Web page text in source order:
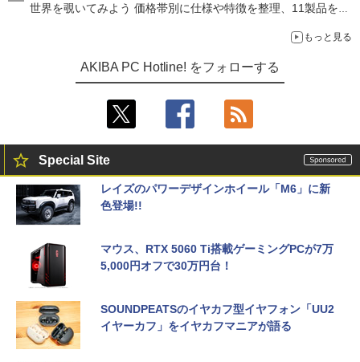
世界を覗いてみよう 価格帯別に仕様や特徴を整理、11製品をピ
もっと見る
AKIBA PC Hotline! をフォローする
Special Site
レイズのパワーデザインホイール「M6」に新
色登場!!
マウス、RTX 5060 Ti搭載ゲーミングPCが7万
5,000円オフで30万円台！
SOUNDPEATSのイヤカフ型イヤフォン「UU2
イヤーカフ」をイヤカフマニアが語る